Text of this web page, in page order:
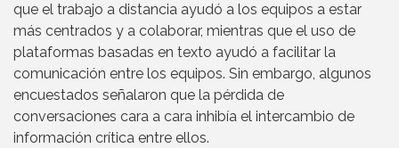
que el trabajo a distancia ayudó a los equipos a estar
más centrados y a colaborar, mientras que el uso de
plataformas basadas en texto ayudó a facilitar la
comunicación entre los equipos. Sin embargo, algunos
encuestados señalaron que la pérdida de
conversaciones cara a cara inhibía el intercambio de
información crítica entre ellos.